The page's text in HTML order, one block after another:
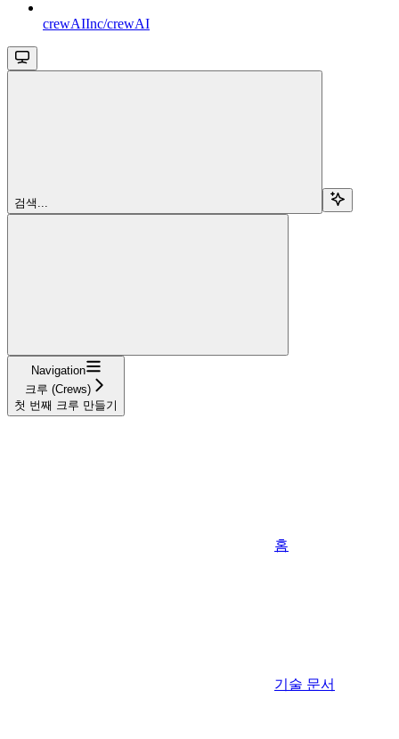
crewAIInc/crewAI
검색...
Navigation
크루 (Crews)
첫 번째 크루 만들기
홈
기술 문서